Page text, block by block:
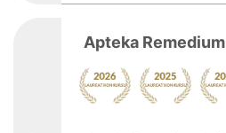
Apteka Remedium